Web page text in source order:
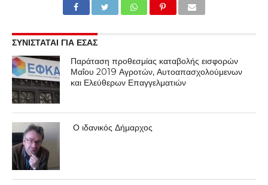
ΣΥΝΙΣΤΑΤΑΙ ΓΙΑ ΕΣΑΣ
Παράταση προθεσμίας καταβολής εισφορών
Μαΐου 2019 Αγροτών, Αυτοαπασχολούμενων
και Ελεύθερων Επαγγελματιών
Ο ιδανικός Δήμαρχος